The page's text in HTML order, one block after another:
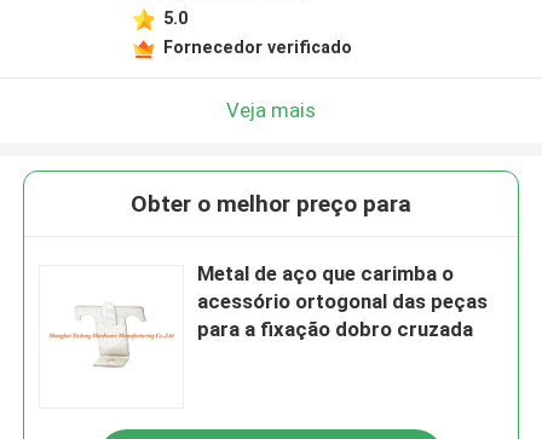
5.0
Fornecedor verificado
Veja mais
Obter o melhor preço para
Metal de aço que carimba o
acessório ortogonal das peças
para a fixação dobro cruzada